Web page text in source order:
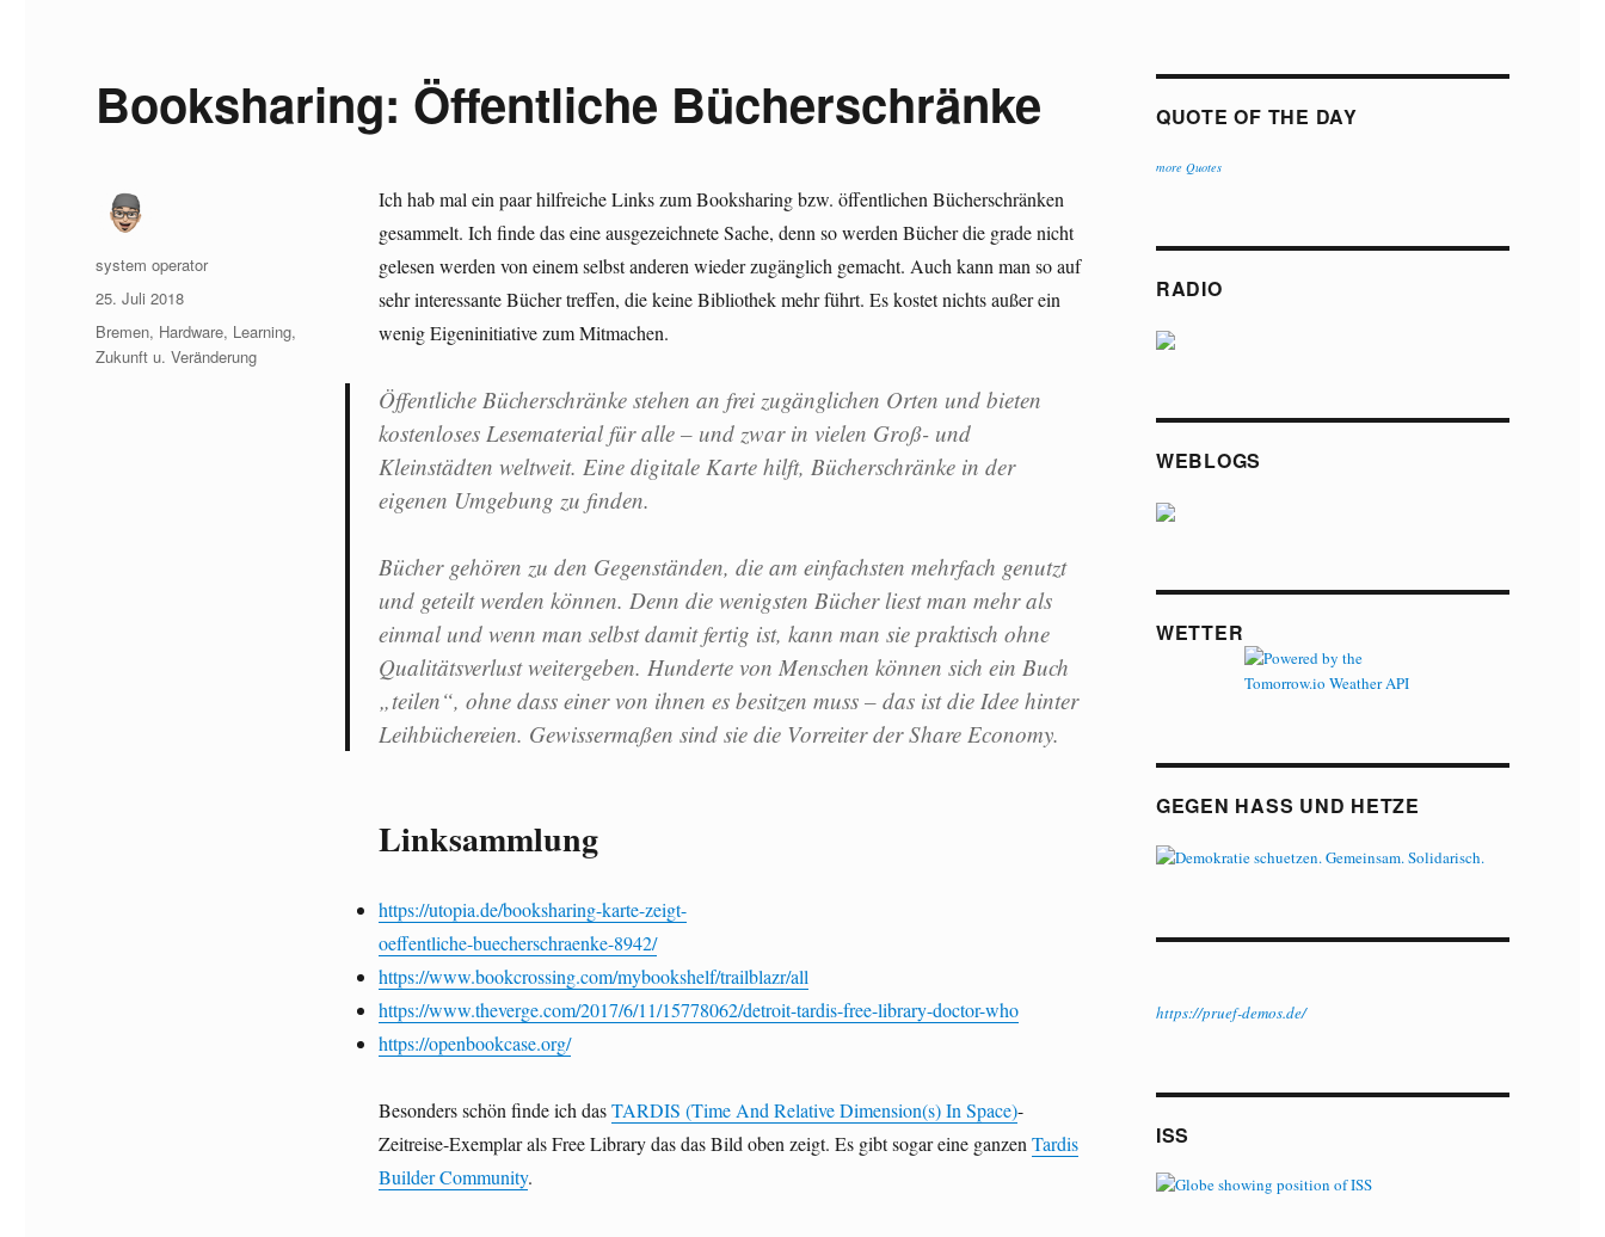
Booksharing: Öffentliche Bücherschränke
Ich hab mal ein paar hilfreiche Links zum Booksharing bzw. öffentlichen Bücherschränken
gesammelt. Ich finde das eine ausgezeichnete Sache, denn so werden Bücher die grade nicht
gelesen werden von einem selbst anderen wieder zugänglich gemacht. Auch kann man so auf
sehr interessante Bücher treffen, die keine Bibliothek mehr führt. Es kostet nichts außer ein
wenig Eigeninitiative zum Mitmachen.
Öffentliche Bücherschränke stehen an frei zugänglichen Orten und bieten
kostenloses Lesematerial für alle – und zwar in vielen Groß- und
Kleinstädten weltweit. Eine digitale Karte hilft, Bücherschränke in der
eigenen Umgebung zu finden.
Bücher gehören zu den Gegenständen, die am einfachsten mehrfach genutzt
und geteilt werden können. Denn die wenigsten Bücher liest man mehr als
einmal und wenn man selbst damit fertig ist, kann man sie praktisch ohne
Qualitätsverlust weitergeben. Hunderte von Menschen können sich ein Buch
„teilen“, ohne dass einer von ihnen es besitzen muss – das ist die Idee hinter
Leihbüchereien. Gewissermaßen sind sie die Vorreiter der Share Economy.
Linksammlung
https://utopia.de/booksharing-karte-zeigt-
oeffentliche-buecherschraenke-8942/
https://www.bookcrossing.com/mybookshelf/trailblazr/all
https://www.theverge.com/2017/6/11/15778062/detroit-tardis-free-library-doctor-who
https://openbookcase.org/
Besonders schön finde ich dasTARDIS (Time And Relative Dimension(s) In Space)-
Zeitreise-Exemplar als Free Library das das Bild oben zeigt. Es gibt sogar eine ganzenTardis
Builder Community.
Autor
system operator
Veröffentlicht
am
25. Juli 2018
Kategorien
Bremen, Hardware, Learning,
Zukunft u. Veränderung
QUOTE OF THE DAY
more Quotes
RADIO
WEBLOGS
WETTER
GEGEN HASS UND HETZE
https://pruef-demos.de/
ISS